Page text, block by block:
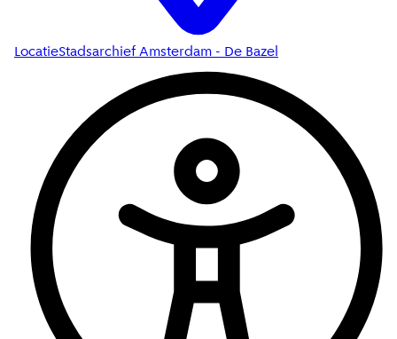
LocatieStadsarchief Amsterdam - De Bazel